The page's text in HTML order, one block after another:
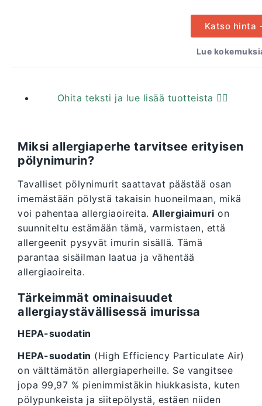
Katso hinta
Lue
Ohita teksti ja lue lisää tuotteista 👇🏼
Miksi allergiaperhe tarvitsee erityisen
pölynimurin?
Tavalliset pölynimurit saattavat päästää osan
imemästään pölystä takaisin huoneilmaan, mikä
voi pahentaa allergiaoireita. Allergiaimuri on
suunniteltu estämään tämä, varmistaen, että
allergeenit pysyvät imurin sisällä. Tämä
parantaa sisäilman laatua ja vähentää
allergiaoireita.
Tärkeimmät ominaisuudet
allergiaystävällisessä imurissa
HEPA-suodatin
HEPA-suodatin (High Efficiency Particulate Air)
on välttämätön allergiaperheille. Se vangitsee
jopa 99,97 % pienimmistäkin hiukkasista, kuten
pölypunkeista ja siitepölystä, estäen niiden